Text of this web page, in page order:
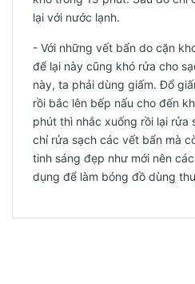
lại với nước lạnh.
- Với những vết bẩn do cặn
để lại này cũng khó rửa cho
này, ta phải dùng giấm. Đổ
rồi bắc lên bếp nấu cho đến
phút thì nhắc xuống rồi lại rửa
chỉ rửa sạch các vết bẩn mà
tinh sáng đẹp như mới nên
dụng để làm bóng đồ dùng